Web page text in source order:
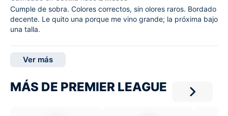
Cumple de sobra. Colores correctos, sin olores raros. Bordado
decente. Le quito una porque me vino grande; la próxima bajo
una talla.
Ver más
MÁS DE PREMIER LEAGUE